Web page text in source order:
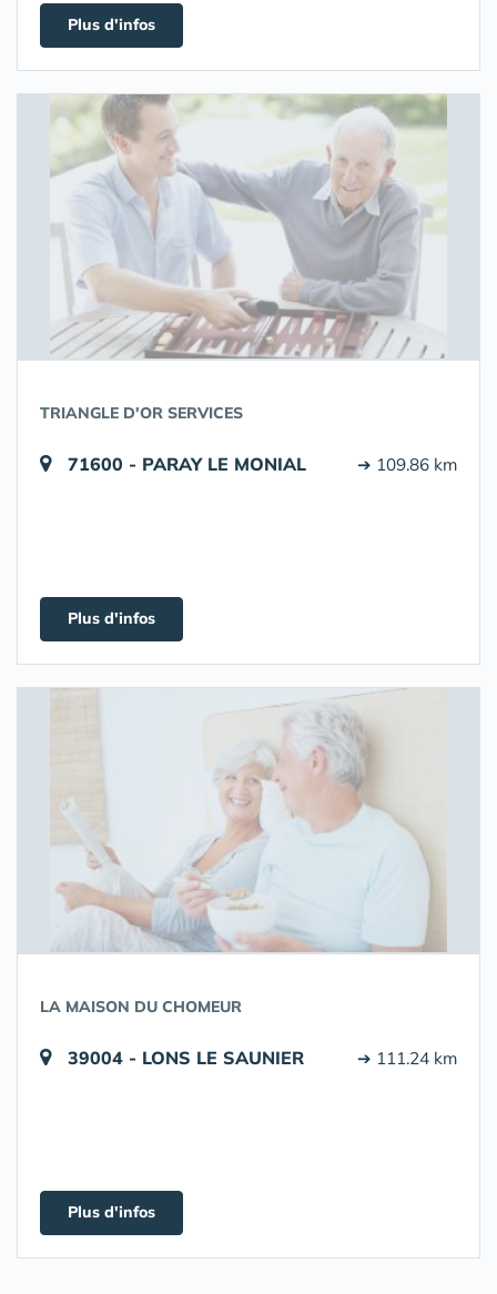
Plus d'infos
TRIANGLE D'OR SERVICES
71600 - PARAY LE MONIAL ➔ 109.86 km
Plus d'infos
LA MAISON DU CHOMEUR
39004 - LONS LE SAUNIER ➔ 111.24 km
Plus d'infos